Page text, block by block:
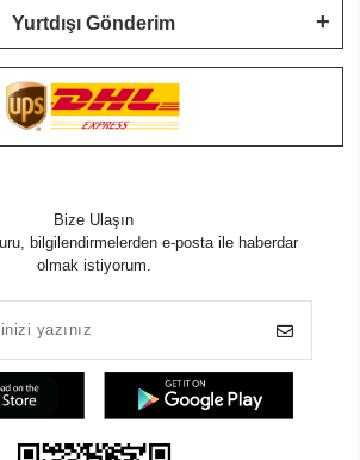
Yurtdışı Gönderim
Bize Ulaşın
bilgilendirmelerden e-posta ile haberdar
olmak istiyorum.